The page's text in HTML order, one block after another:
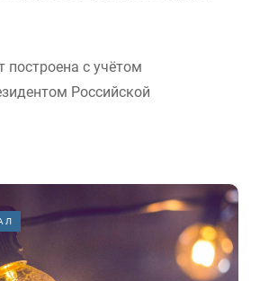
построена с учётом
Российской